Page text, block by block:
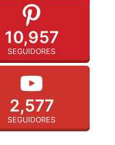
10,957
SEGUIDORES
2,577
SEGUIDORES